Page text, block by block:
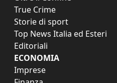
True Crime
Storie di sport
Top News Italia ed Esteri
Editoriali
ECONOMIA
Imprese